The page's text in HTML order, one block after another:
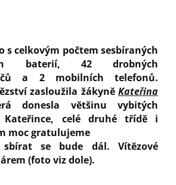
s celkovým počtem sesbíraných
baterií, 42 drobných
a 2 mobilních telefonů.
zasloužila žákyně Kateřina
donesla většinu vybitých
celé druhé třídě i
moc gratulujeme
se bude dál. Vítězové
(foto viz dole).